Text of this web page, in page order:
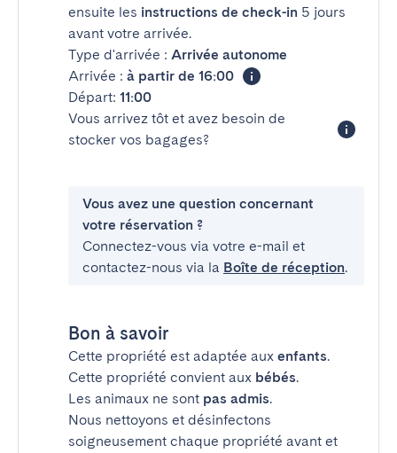
ensuite les instructions de check-in 5 jours
avant votre arrivée.
Type d'arrivée : Arrivée autonome
Arrivée : à partir de 16:00
Départ: 11:00
Vous arrivez tôt et avez besoin de
stocker vos bagages?
Vous avez une question concernant
votre réservation ?
Connectez-vous via votre e-mail et
contactez-nous via la Boîte de réception.
Bon à savoir
Cette propriété est adaptée aux enfants.
Cette propriété convient aux bébés.
Les animaux ne sont pas admis.
Nous nettoyons et désinfectons
soigneusement chaque propriété avant et